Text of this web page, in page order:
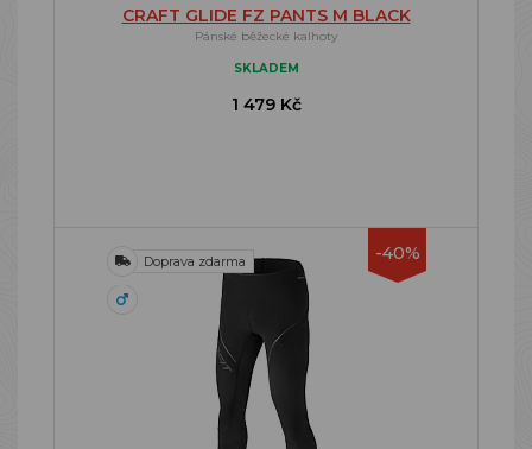
CRAFT GLIDE FZ PANTS M BLACK
Pánské běžecké kalhoty
SKLADEM
1 479 Kč
-40%
Doprava zdarma